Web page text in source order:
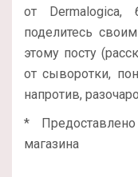
от Dermalogica,
поделитесь
этому посту
от сыворотки,
напротив,
*
магазина